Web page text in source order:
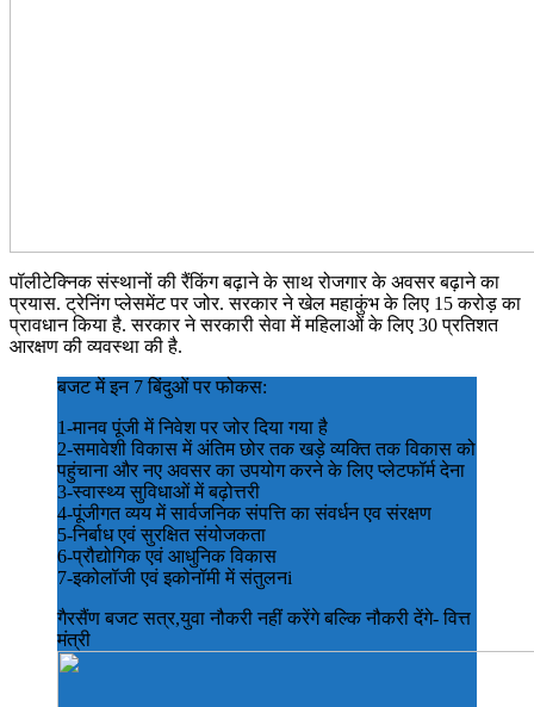
पॉलीटेक्निक संस्थानों की रैंकिंग बढ़ाने के साथ रोजगार के अवसर बढ़ाने का
प्रयास. ट्रेनिंग प्लेसमेंट पर जोर. सरकार ने खेल महाकुंभ के लिए 15 करोड़ का
प्रावधान किया है. सरकार ने सरकारी सेवा में महिलाओं के लिए 30 प्रतिशत
आरक्षण की व्यवस्था की है.
बजट में इन 7 बिंदुओं पर फोकस:
1-मानव पूंजी में निवेश पर जोर दिया गया है
2-समावेशी विकास में अंतिम छोर तक खड़े व्यक्ति तक विकास को
पहुंचाना और नए अवसर का उपयोग करने के लिए प्लेटफॉर्म देना
3-स्वास्थ्य सुविधाओं में बढ़ोत्तरी
4-पूंजीगत व्यय में सार्वजनिक संपत्ति का संवर्धन एव संरक्षण
5-निर्बाध एवं सुरक्षित संयोजकता
6-प्रौद्योगिक एवं आधुनिक विकास
7-इकोलॉजी एवं इकोनॉमी में संतुलनi
गैरसैंण बजट सत्र,युवा नौकरी नहीं करेंगे बल्कि नौकरी देंगे- वित्त
मंत्री